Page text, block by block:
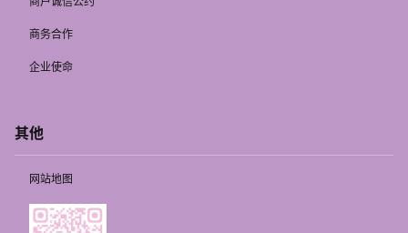
商务合作
企业使命
其他
网站地图